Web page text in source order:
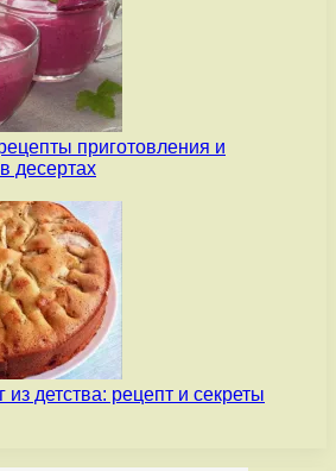
приготовления и
десертах
детства: рецепт и секреты